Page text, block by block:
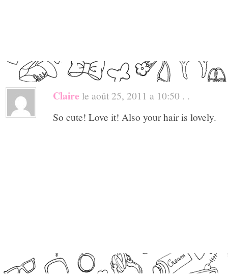
Claire le août 25, 2011 a 10:50 . .
So cute! Love it! Also your hair is lovely.